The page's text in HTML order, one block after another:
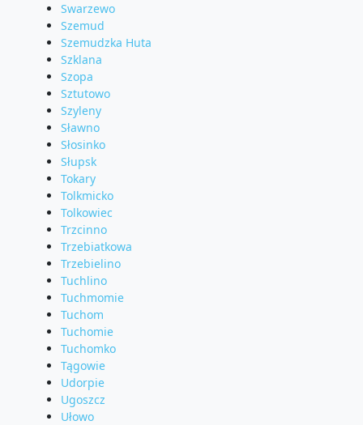
Swarzewo
Szemud
Szemudzka Huta
Szklana
Szopa
Sztutowo
Szyleny
Sławno
Słosinko
Słupsk
Tokary
Tolkmicko
Tolkowiec
Trzcinno
Trzebiatkowa
Trzebielino
Tuchlino
Tuchmomie
Tuchom
Tuchomie
Tuchomko
Tągowie
Udorpie
Ugoszcz
Ułowo